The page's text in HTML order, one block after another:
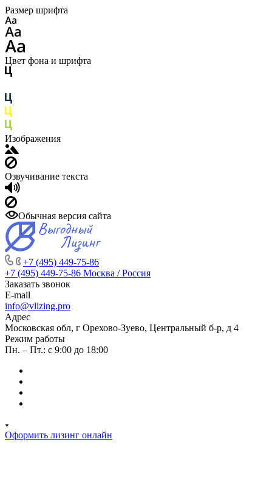
Размер шрифта
Цвет фона и шрифта
Изображения
Озвучивание текста
Обычная версия сайта
+7 (495) 449-75-86
+7 (495) 449-75-86 Москва / Россия
Заказать звонок
E-mail
info@vlizing.pro
Адрес
Московская обл, г Орехово-Зуево, Центральный б-р, д 4
Режим работы
Пн. – Пт.: с 9:00 до 18:00
Оформить лизинг онлайн